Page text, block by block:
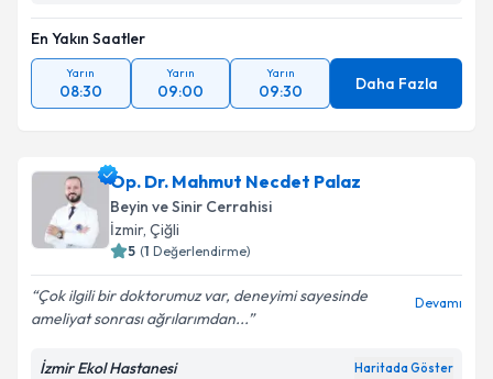
En Yakın Saatler
Yarın
08:30
Yarın
09:00
Yarın
09:30 Daha Fazla
Op. Dr. Mahmut Necdet Palaz
Beyin ve Sinir Cerrahisi
İzmir, Çiğli
5 (1 Değerlendirme)
Çok ilgili bir doktorumuz var, deneyimi sayesinde
ameliyat sonrası ağrılarımdan...
Devamı
İzmir Ekol Hastanesi Haritada Göster